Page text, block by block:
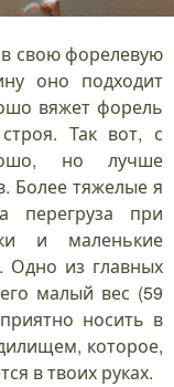
свою форелевую
оно подходит
вяжет форель
Так вот, с
но лучше
Более тяжелые я
перегруза при
и маленькие
Одно из главных
малый вес (59
носить в
которое,
в твоих руках.